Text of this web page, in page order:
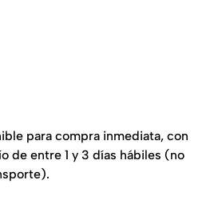
para compra inmediata, con
de entre 1 y 3 días hábiles (no